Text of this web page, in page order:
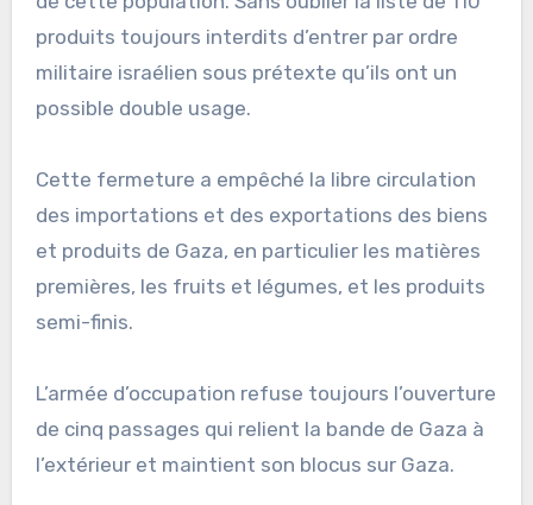
produits toujours interdits d’entrer par ordre
militaire israélien sous prétexte qu’ils ont un
possible double usage.
Cette fermeture a empêché la libre circulation
des importations et des exportations des biens
et produits de Gaza, en particulier les matières
premières, les fruits et légumes, et les produits
semi-finis.
L’armée d’occupation refuse toujours l’ouverture
de cinq passages qui relient la bande de Gaza à
l’extérieur et maintient son blocus sur Gaza.